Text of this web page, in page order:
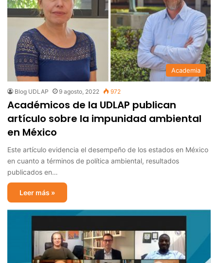
Academia
Blog UDLAP 9 agosto, 2022 972
Académicos de la UDLAP publican
artículo sobre la impunidad ambiental
en México
Este artículo evidencia el desempeño de los estados en México
en cuanto a términos de política ambiental, resultados
publicados en…
Leer más »